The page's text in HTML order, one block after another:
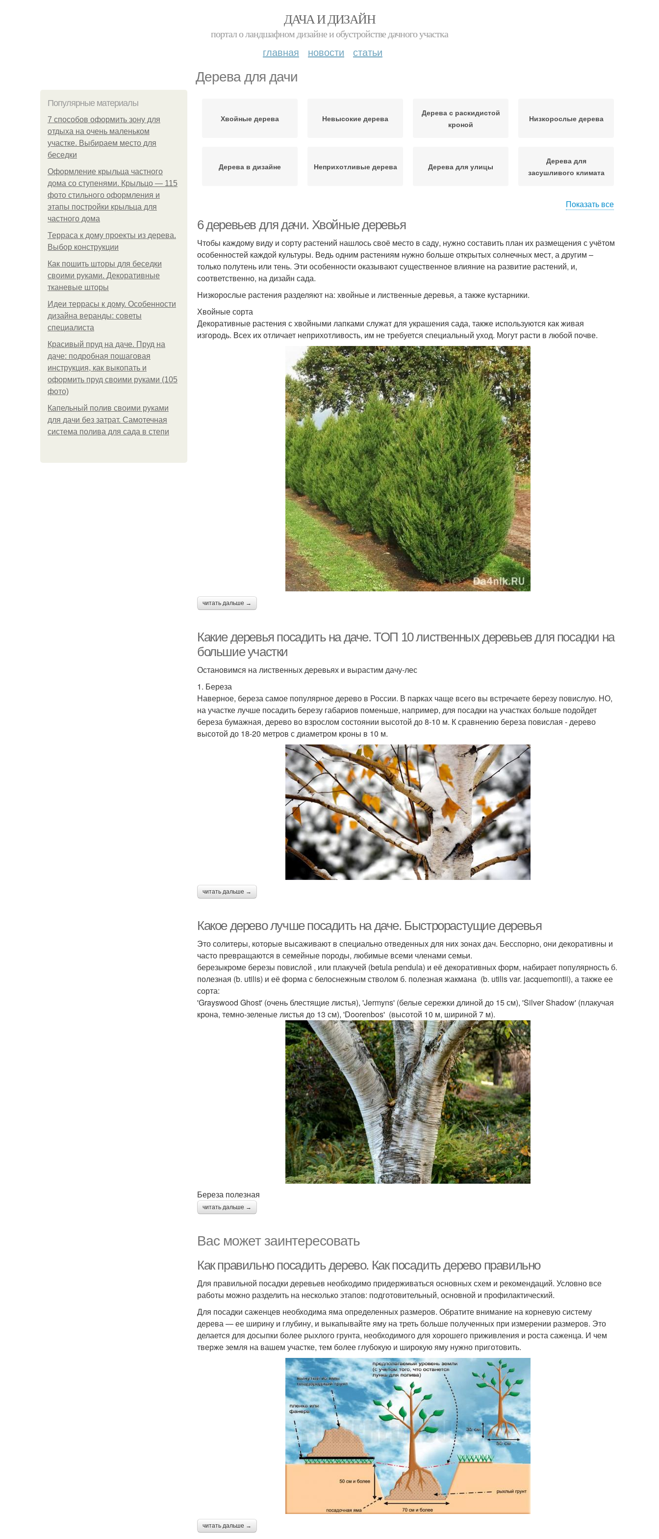
ДАЧА И ДИЗАЙН
портал о ландшафном дизайне и обустройстве дачного участка
главная новости статьи
Дерева для дачи
Популярные материалы
7 способов оформить зону для
отдыха на очень маленьком
участке. Выбираем место для
беседки
Оформление крыльца частного
дома со ступенями. Крыльцо — 115
фото стильного оформления и
этапы постройки крыльца для
частного дома
Терраса к дому проекты из дерева.
Выбор конструкции
Как пошить шторы для беседки
своими руками. Декоративные
тканевые шторы
Идеи террасы к дому. Особенности
дизайна веранды: советы
специалиста
Красивый пруд на даче. Пруд на
даче: подробная пошаговая
инструкция, как выкопать и
оформить пруд своими руками (105
фото)
Капельный полив своими руками
для дачи без затрат. Самотечная
система полива для сада в степи
Хвойные дерева Невысокие дерева
Дерева с раскидистой
кроной
Низкорослые дерева
Дерева в дизайне Неприхотливые дерева Дерева для улицы
Дерева для
засушливого климата
дерева
Дерева с быстрым
Лиственные дерева Дерева для посадки Карликовые дерева Декоративные дерева
Дерева в саду
Показать все
6 деревьев для дачи. Хвойные деревья
Чтобы каждому виду и сорту растений нашлось своё место в саду, нужно составить план их размещения с учётом
особенностей каждой культуры. Ведь одним растениям нужно больше открытых солнечных мест, а другим –
только полутень или тень. Эти особенности оказывают существенное влияние на развитие растений, и,
соответственно, на дизайн сада.
Низкорослые растения разделяют на: хвойные и лиственные деревья, а также кустарники.
Хвойные сорта
Декоративные растения с хвойными лапками служат для украшения сада, также используются как живая
изгородь. Всех их отличает неприхотливость, им не требуется специальный уход. Могут расти в любой почве.
читать дальше →
Какие деревья посадить на даче. ТОП 10 лиственных деревьев для посадки на
большие участки
Остановимся на лиственных деревьях и вырастим дачу-лес
1. Береза
Наверное, береза самое популярное дерево в России. В парках чаще всего вы встречаете березу повислую. НО,
на участке лучше посадить березу габариов поменьше, например, для посадки на участках больше подойдет
береза бумажная, дерево во взрослом состоянии высотой до 8-10 м. К сравнению береза повислая - дерево
высотой до 18-20 метров с диаметром кроны в 10 м.
читать дальше →
Какое дерево лучше посадить на даче. Быстрорастущие деревья
Это солитеры, которые высаживают в специально отведенных для них зонах дач. Бесспорно, они декоративны и
часто превращаются в семейные породы, любимые всеми членами семьи.
березыкроме березы повислой , или плакучей (betula pendula) и её декоративных форм, набирает популярность б.
полезная (b. utilis) и её форма с белоснежным стволом б. полезная жакмана (b. utilis var. jacquemontii), а также ее
сорта:
'Grayswood Ghost' (очень блестящие листья), 'Jermyns' (белые сережки длиной до 15 см), 'Silver Shadow' (плакучая
крона, темно-зеленые листья до 13 см), 'Doorenbos' (высотой 10 м, шириной 7 м).
Береза полезная
читать дальше →
Вас может заинтересовать
Как правильно посадить дерево. Как посадить дерево правильно
Для правильной посадки деревьев необходимо придерживаться основных схем и рекомендаций. Условно все
работы можно разделить на несколько этапов: подготовительный, основной и профилактический.
Для посадки саженцев необходима яма определенных размеров. Обратите внимание на корневую систему
дерева — ее ширину и глубину, и выкапывайте яму на треть больше полученных при измерении размеров. Это
делается для досыпки более рыхлого грунта, необходимого для хорошего приживления и роста саженца. И чем
тверже земля на вашем участке, тем более глубокую и широкую яму нужно приготовить.
читать дальше →